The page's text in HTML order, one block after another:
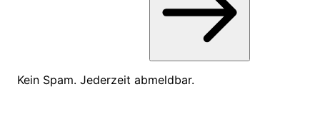
Kein Spam. Jederzeit abmeldbar.